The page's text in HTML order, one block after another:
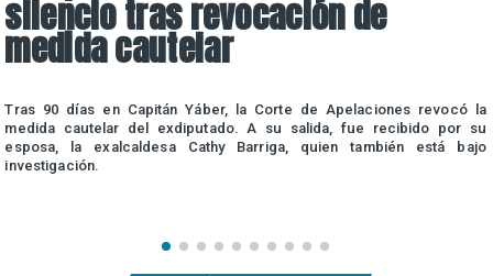
silencio tras revocación de
medida cautelar
Tras 90 días en Capitán Yáber, la Corte de Apelaciones revocó la
medida cautelar del exdiputado. A su salida, fue recibido por su
esposa, la exalcaldesa Cathy Barriga, quien también está bajo
investigación.